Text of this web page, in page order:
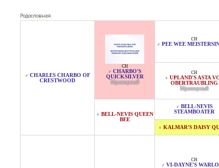
Родословная
♂ CHARLES CHARBO OF
CRESTWOOD
CH
♂ CHARBO'S
QUICKSILVER
Мраморный
CH
♂ PEE WEE
CH
♀ UPLAND'S ASTA
OBERTRAUBLING
Мраморный
♀ BELL-NEVIS QUEEN
BEE
♂ BELL-NEVIS
STEAMBOATER
♀ KALMAR'S DAISY
CH
♂ VI-DAYNE'S